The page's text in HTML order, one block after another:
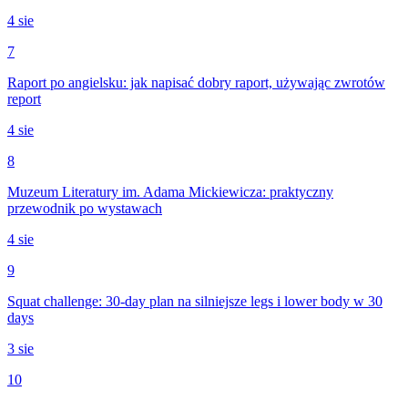
4 sie
7
Raport po angielsku: jak napisać dobry raport, używając zwrotów
report
4 sie
8
Muzeum Literatury im. Adama Mickiewicza: praktyczny
przewodnik po wystawach
4 sie
9
Squat challenge: 30-day plan na silniejsze legs i lower body w 30
days
3 sie
10